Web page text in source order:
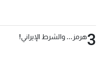
3هرمز... والشرط الإيراني!